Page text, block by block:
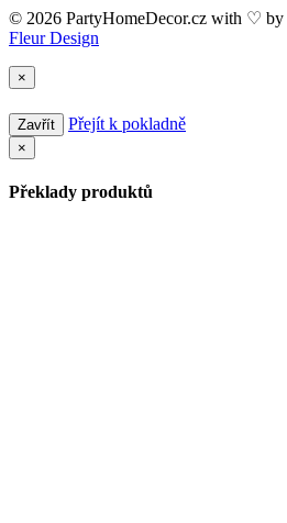
© 2026 PartyHomeDecor.cz with ♡ by
Fleur Design
×
Zavřít Přejít k pokladně
×
Překlady produktů